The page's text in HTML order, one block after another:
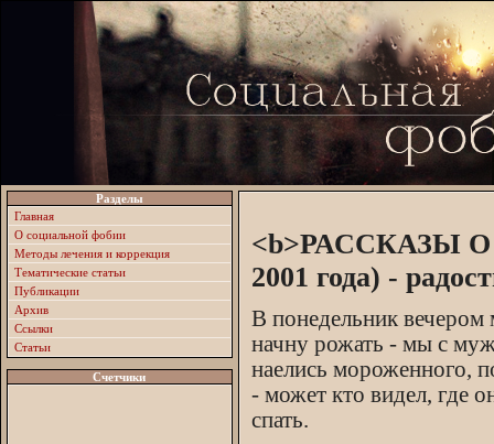
Разделы
Главная
О социальной фобии
Методы лечения и коррекция
Тематические статьи
Публикации
Архив
Ссылки
Статьи
Счетчики
<b>РАССКАЗЫ О
2001 года) -
В понедельник вечером
начну рожать - мы с
наелись мороженного,
- может кто видел, где
спать.